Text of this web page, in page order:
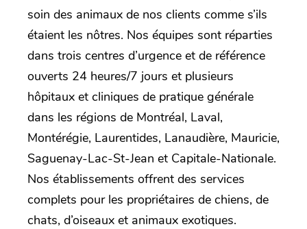
soin des animaux de nos clients comme s’ils
étaient les nôtres. Nos équipes sont réparties
dans trois centres d’urgence et de référence
ouverts 24 heures/7 jours et plusieurs
hôpitaux et cliniques de pratique générale
dans les régions de Montréal, Laval,
Montérégie, Laurentides, Lanaudière, Mauricie,
Saguenay-Lac-St-Jean et Capitale-Nationale.
Nos établissements offrent des services
complets pour les propriétaires de chiens, de
chats, d’oiseaux et animaux exotiques.